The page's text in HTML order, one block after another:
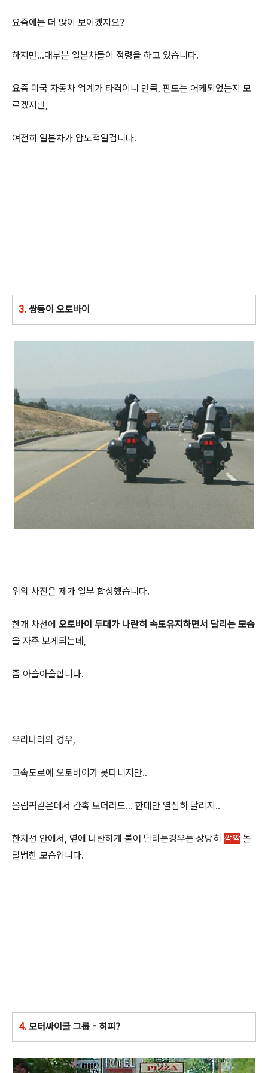
요즘에는 더 많이 보이겠지요?
하지만...대부분 일본차들이 점령을 하고 있습니다.
요즘 미국 자동차 업계가 타격이니 만큼, 판도는 어케되었는지 모
르겠지만,
여전히 일본차가 압도적일겁니다.
3. 쌍둥이 오토바이
위의 사진은 제가 일부 합성했습니다.
한개 차선에 오토바이 두대가 나란히 속도유지하면서 달리는 모습
을 자주 보게되는데,
좀 아슬아슬합니다.
우리나라의 경우,
고속도로에 오토바이가 못다니지만..
올림픽같은데서 간혹 보더라도... 한대만 열심히 달리지..
한차선 안에서, 옆에 나란하게 붙어 달리는경우는 상당히 깜짝 놀
랄법한 모습입니다.
4. 모터싸이클 그룹 - 히피?